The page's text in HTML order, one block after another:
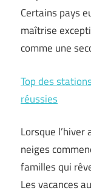
Certains pays
maîtrise
comme une
Top des
réussies
Lorsque
neiges
familles qui
Les vacances